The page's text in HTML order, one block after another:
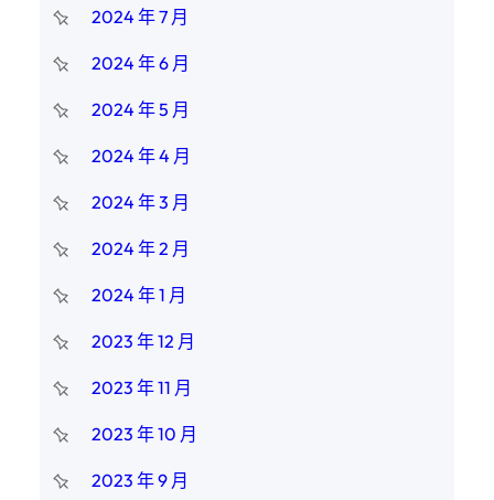
2024 年 7 月
2024 年 6 月
2024 年 5 月
2024 年 4 月
2024 年 3 月
2024 年 2 月
2024 年 1 月
2023 年 12 月
2023 年 11 月
2023 年 10 月
2023 年 9 月